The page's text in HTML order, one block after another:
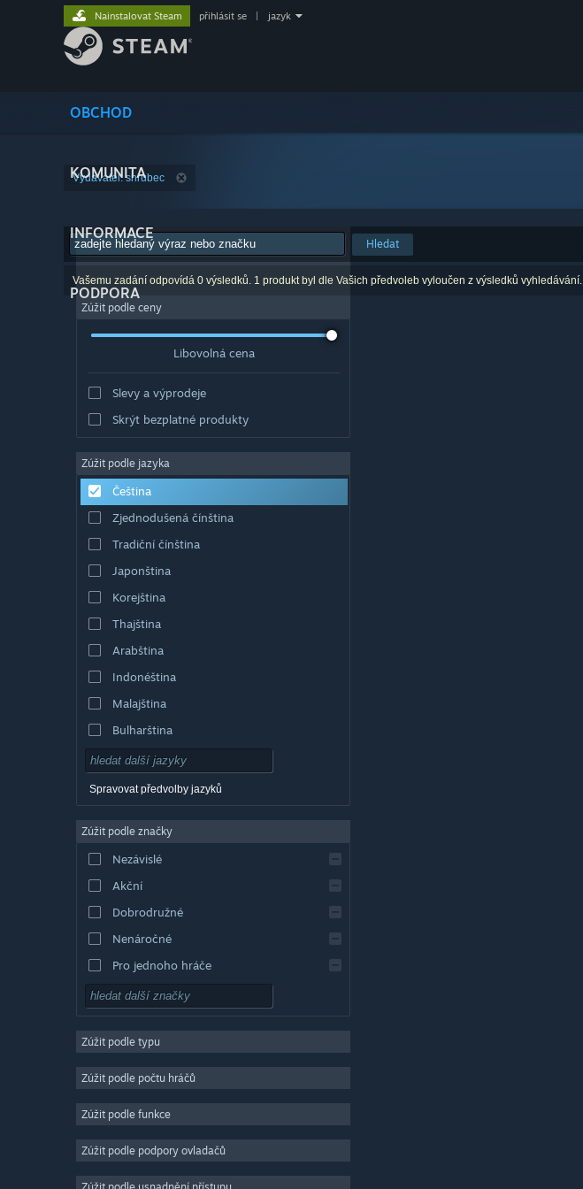
OBCHOD
KOMUNITA
INFORMACE
PODPORA
Nainstalovat Steam přihlásit se jazyk
Vydavatel: shrubec
Hledat
Vašemu zadání odpovídá 0 výsledků. 1 produkt byl dle Vašich předvoleb vyloučen z výsledků vyhledávání.
Zúžit podle ceny
Libovolná cena
Slevy a výprodeje
Skrýt bezplatné produkty
Zúžit podle jazyka
Čeština
Zjednodušená čínština
Tradiční čínština
Japonština
Korejština
Thajština
Arabština
Indonéština
Malajština
Bulharština
Dánština
Němčina
Evropská španělština
Latin. španělština
Řečtina
Spravovat předvolby jazyků
Zúžit podle značky
Nezávislé
Akční
Dobrodružné
Nenáročné
Pro jednoho hráče
Simulátory
Strategické
2D
Free to play
Zúžit podle typu
Zúžit podle počtu hráčů
Zúžit podle funkce
Zúžit podle podpory ovladačů